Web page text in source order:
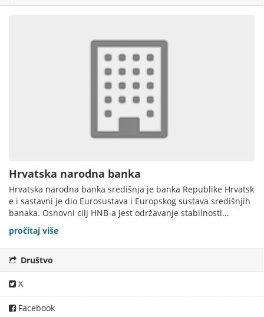
Hrvatska narodna banka
Hrvatska narodna banka središnja je banka Republike Hrvatsk
e i sastavni je dio Eurosustava i Europskog sustava središnjih
banaka. Osnovni cilj HNB-a jest održavanje stabilnosti...
pročitaj više
Društvo
X
Facebook